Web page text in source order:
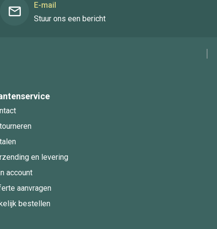
E-mail
Stuur ons een bericht
en levering
account
aanvragen
bestellen